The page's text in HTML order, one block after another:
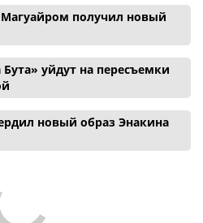
получил новый
уйдут на пересъемки
новый образ Энакина